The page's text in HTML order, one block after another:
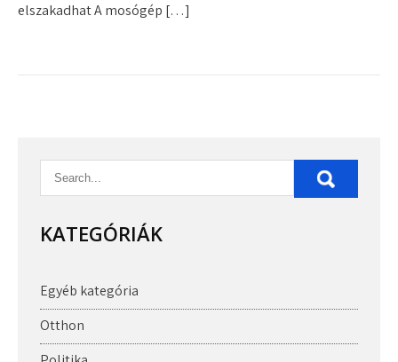
elszakadhat A mosógép […]
KATEGÓRIÁK
Egyéb kategória
Otthon